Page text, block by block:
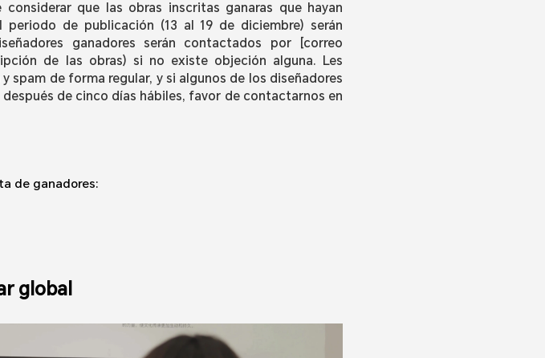
que las obras inscritas ganaras que hayan
de publicación (13 al 19 de diciembre) serán
ganadores serán contactados por [correo
de las obras) si no existe objeción alguna. Les
spam de forma regular, y si algunos de los diseñadores
de cinco días hábiles, favor de contactarnos en
de ganadores:
global